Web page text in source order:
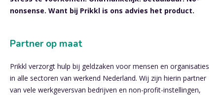
nonsense. Want bij Prikkl is ons advies het product.
Partner op maat
Prikkl verzorgt hulp bij geldzaken voor mensen en organisaties
in alle sectoren van werkend Nederland. Wij zijn hierin partner
van vele werkgeversvan bedrijven en non-profit-instellingen,